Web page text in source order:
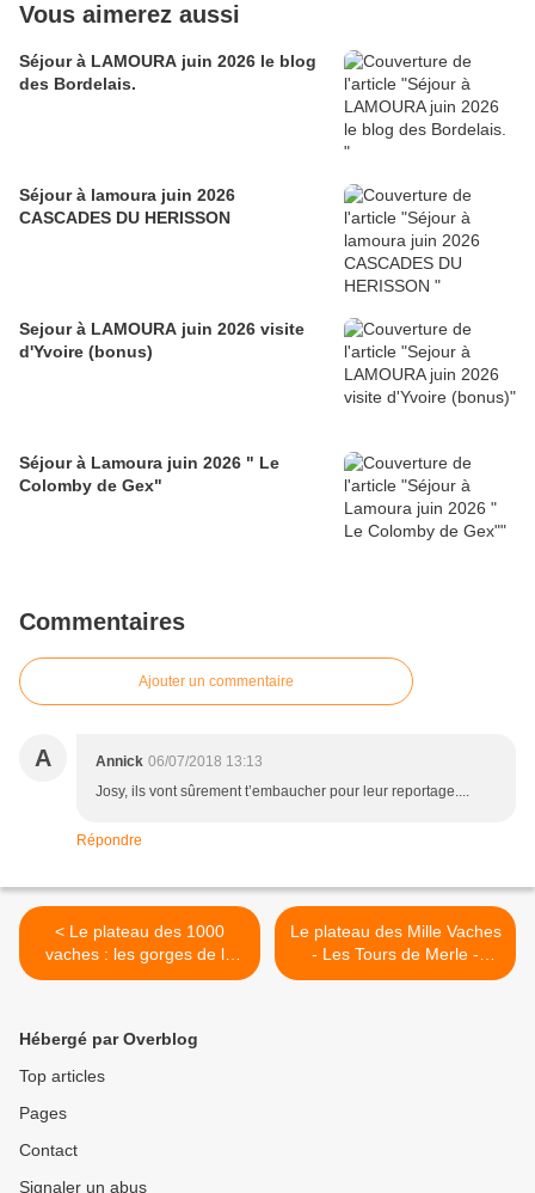
Vous aimerez aussi
Séjour à LAMOURA juin 2026 le blog
des Bordelais.
Séjour à lamoura juin 2026
CASCADES DU HERISSON
Sejour à LAMOURA juin 2026 visite
d'Yvoire (bonus)
Séjour à Lamoura juin 2026 " Le
Colomby de Gex"
Commentaires
Ajouter un commentaire
A Annick 06/07/2018 13:13
Josy, ils vont sûrement t’embaucher pour leur reportage....
Répondre
< Le plateau des 1000
vaches : les gorges de la
Dordogne
Le plateau des Mille Vaches
- Les Tours de Merle -
dernière rando >
Hébergé par Overblog
Top articles
Pages
Contact
Signaler un abus